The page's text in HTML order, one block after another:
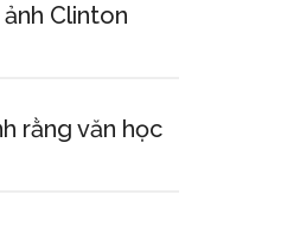
Clinton
rằng văn học